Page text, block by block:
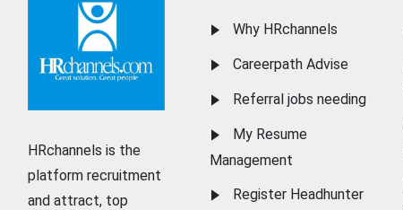
HRchannels is the
platform recruitment
and attract, top
Why HRchannels
Careerpath Advise
Referral jobs needing
My Resume
Management
Register Headhunter